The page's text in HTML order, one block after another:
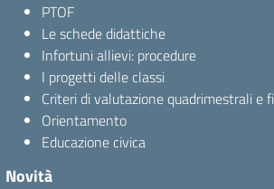
PTOF
Le schede didattiche
Infortuni allievi: procedure
I progetti delle classi
Criteri di valutazione quadrimestrali e
Orientamento
Educazione civica
Novità